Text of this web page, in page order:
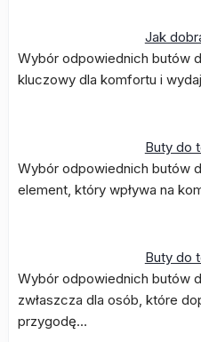
Jak
Wybór odpowiednich butów
kluczowy dla komfortu i
Buty do
Wybór odpowiednich butów
element, który wpływa na
Buty do
Wybór odpowiednich butów
zwłaszcza dla osób, które
przygodę…